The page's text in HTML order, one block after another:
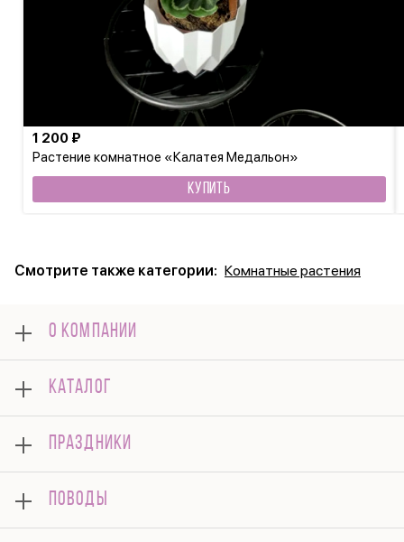
Растение комнатное «Калатея Медальон»
1 200 ₽
КУПИТЬ
Смотрите также категории: Комнатные растения
О КОМПАНИИ
Оплата
Отзывы
Гарантии
Доставка
Корпоративным клиентам
Вопросы и ответы
КАТАЛОГ
Розы
Композиции
Комнатные
Подарки
Открытки
ПРАЗДНИКИ
14 февраля
День Матери
ПОВОДЫ